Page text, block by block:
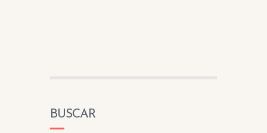
BUSCAR